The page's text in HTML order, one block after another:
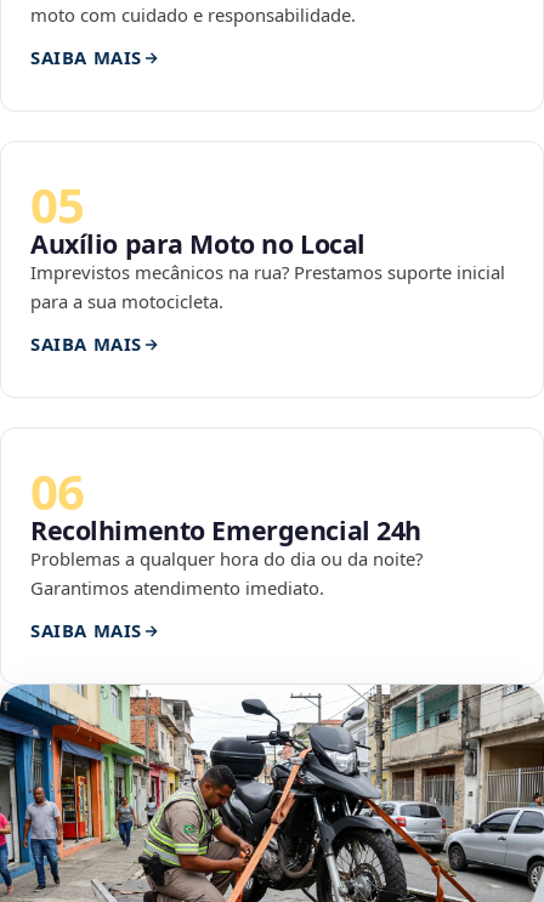
moto com cuidado e responsabilidade.
SAIBA MAIS
05
Auxílio para Moto no Local
Imprevistos mecânicos na rua? Prestamos suporte inicial
para a sua motocicleta.
SAIBA MAIS
06
Recolhimento Emergencial 24h
Problemas a qualquer hora do dia ou da noite?
Garantimos atendimento imediato.
SAIBA MAIS